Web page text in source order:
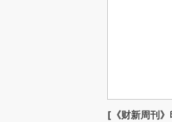
[《财新周刊》